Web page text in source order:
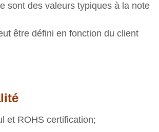
sont des valeurs typiques à la note
être défini en fonction du client
et ROHS certification;